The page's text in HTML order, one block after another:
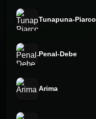
Tunapuna-Piarco
Penal-Debe
Arima